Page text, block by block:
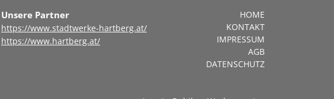
Unsere Partner
https://www.stadtwerke-hartberg.at/
https://www.hartberg.at/
HOME
KONTAKT
IMPRESSUM
AGB
DATENSCHUTZ